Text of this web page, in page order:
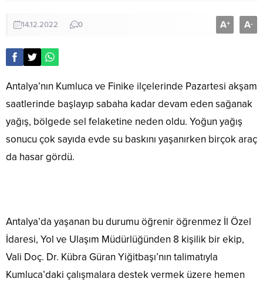
14.12.2022 0 A+ A-
Antalya’nın Kumluca ve Finike ilçelerinde Pazartesi akşam
saatlerinde başlayıp sabaha kadar devam eden sağanak
yağış, bölgede sel felaketine neden oldu. Yoğun yağış
sonucu çok sayıda evde su baskını yaşanırken birçok araç
da hasar gördü.
Antalya’da yaşanan bu durumu öğrenir öğrenmez İl Özel
İdaresi, Yol ve Ulaşım Müdürlüğünden 8 kişilik bir ekip,
Vali Doç. Dr. Kübra Güran Yiğitbaşı’nın talimatıyla
Kumluca’daki çalışmalara destek vermek üzere hemen